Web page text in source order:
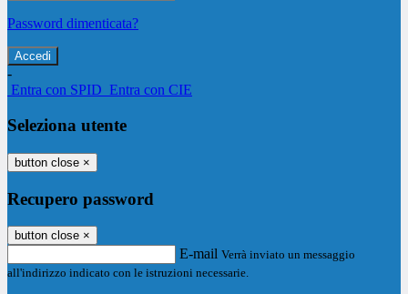
Password dimenticata?
-
Entra con SPID Entra con CIE
Seleziona utente
button close ×
Recupero password
button close ×
E-mail Verrà inviato un messaggio
all'indirizzo indicato con le istruzioni necessarie.